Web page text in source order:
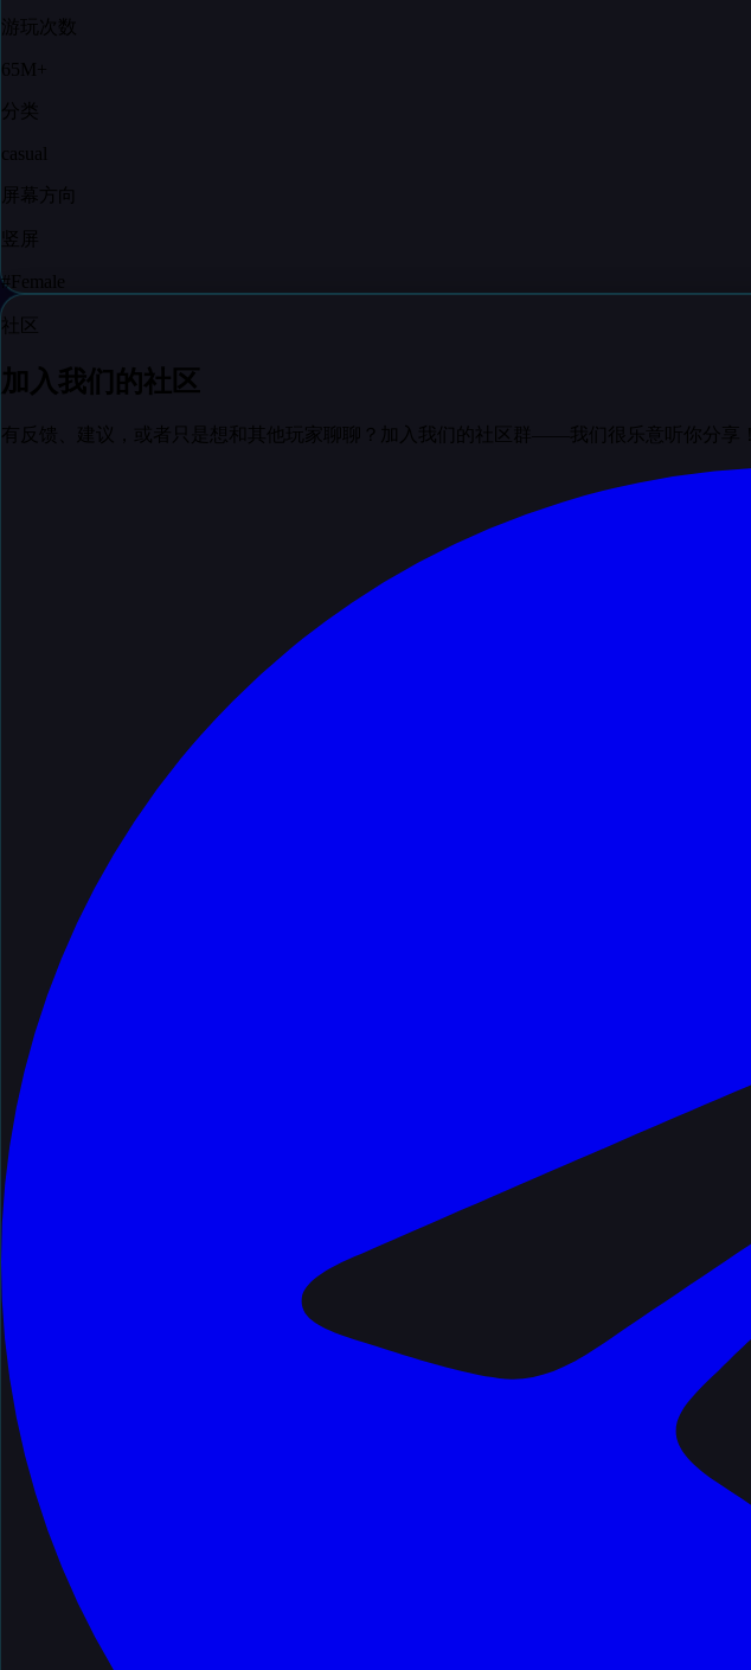
游玩次数
65M+
分类
casual
屏幕方向
竖屏
# Female
社区
加入我们的社区
有反馈、建议，或者只是想和其他玩家聊聊？加入我们的社区群——我们很乐意听你分享！